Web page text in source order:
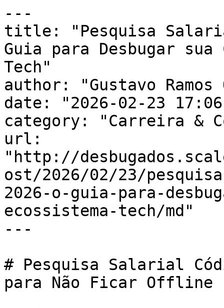
---
title: "Pesquisa
Guia para Desbugar
Tech"
author: "Gustavo
date: "2026-02-23
category: "Carreira &
url:
"http://
ost/2026/02/23/
2026-o-guia-para-
ecossistema-tech/md"
---
# Pesquisa Salarial
para Não Ficar Offline